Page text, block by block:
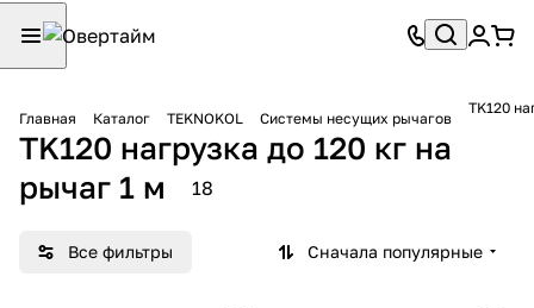
Главная Каталог TEKNOKOL Системы несущих рычагов
TK120
TK120 нагрузка до 120 кг на
рычаг 1 м
18
Все фильтры Сначала популярные